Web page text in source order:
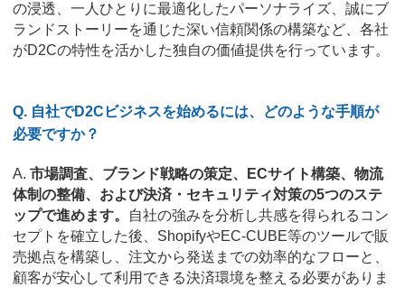
の浸透、一人ひとりに最適化したパーソナライズ、誠にブ
ランドストーリーを通じた深い信頼関係の構築など、各社
がD2Cの特性を活かした独自の価値提供を行っています。
Q. 自社でD2Cビジネスを始めるには、どのような手順が
必要ですか？
A. 市場調査、ブランド戦略の策定、ECサイト構築、物流
体制の整備、および決済・セキュリティ対策の5つのステ
ップで進めます。
自社の強みを分析し共感を得られるコン
セプトを確立した後、ShopifyやEC-CUBE等のツールで販
売拠点を構築し、注文から発送までの効率的なフローと、
顧客が安心して利用できる決済環境を整える必要がありま